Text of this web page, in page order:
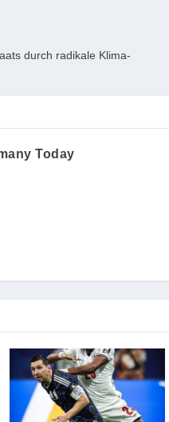
durch radikale Klima-
Today